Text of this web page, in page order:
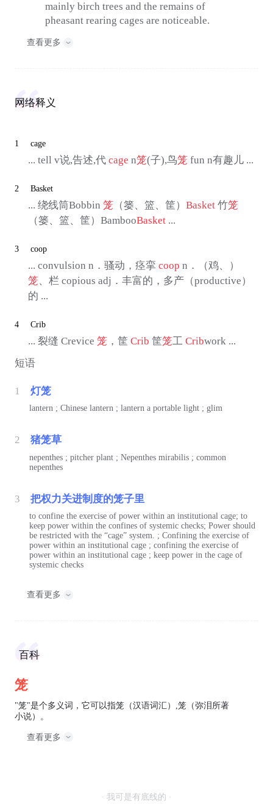
mainly birch trees and the remains of
pheasant rearing cages are noticeable.
查看更多
网络释义
1 cage
... tell v说,告述,代 cage n笼(子),鸟笼fun n有趣儿 ...
2 Basket
... 绕线筒Bobbin 笼（篓、篮、筐） Basket竹笼
（篓、篮、筐）BambooBasket...
3 coop
... convulsion n．骚动，痉挛 coop n．（鸡、）
笼、栏 copious adj．丰富的，多产（productive）
的 ...
4 Crib
... 裂缝 Crevice 笼，筐 Crib 筐笼工 Cribwork ...
短语
1 灯笼
lantern ; Chinese lantern ; lantern a portable light ; glim
2 猪笼草
nepenthes ; pitcher plant ; Nepenthes mirabilis ; common
nepenthes
3 把权力关进制度的笼子里
to confine the exercise of power within an institutional cage; to
keep power within the confines of systemic checks; Power should
be restricted with the “cage” system. ; Confining the exercise of
power within an institutional cage ; confining the exercise of
power within an institutional cage ; keep power in the cage of
systemic checks
查看更多
百科
笼
"笼"是个多义词，它可以指笼（汉语词汇）,笼（弥泪所著
小说）。
查看更多
· 我可是有底线的 ·